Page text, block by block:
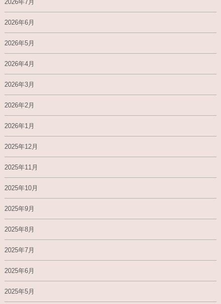
2026年7月
2026年6月
2026年5月
2026年4月
2026年3月
2026年2月
2026年1月
2025年12月
2025年11月
2025年10月
2025年9月
2025年8月
2025年7月
2025年6月
2025年5月